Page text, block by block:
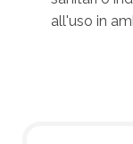
all'uso in